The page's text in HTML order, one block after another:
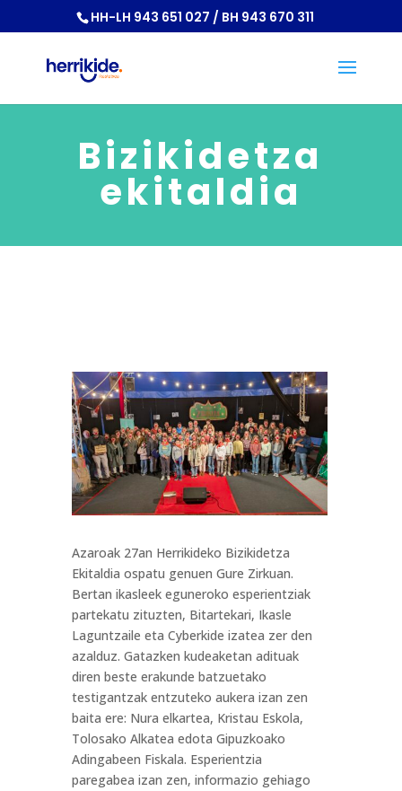
HH-LH 943 651 027 / BH 943 670 311
Bizikidetza
ekitaldia
Azaroak 27an Herrikideko Bizikidetza
Ekitaldia ospatu genuen Gure Zirkuan.
Bertan ikasleek eguneroko esperientziak
partekatu zituzten, Bitartekari, Ikasle
Laguntzaile eta Cyberkide izatea zer den
azalduz. Gatazken kudeaketan adituak
diren beste erakunde batzuetako
testigantzak entzuteko aukera izan zen
baita ere: Nura elkartea, Kristau Eskola,
Tolosako Alkatea edota Gipuzkoako
Adingabeen Fiskala. Esperientzia
paregabea izan zen, informazio gehiago